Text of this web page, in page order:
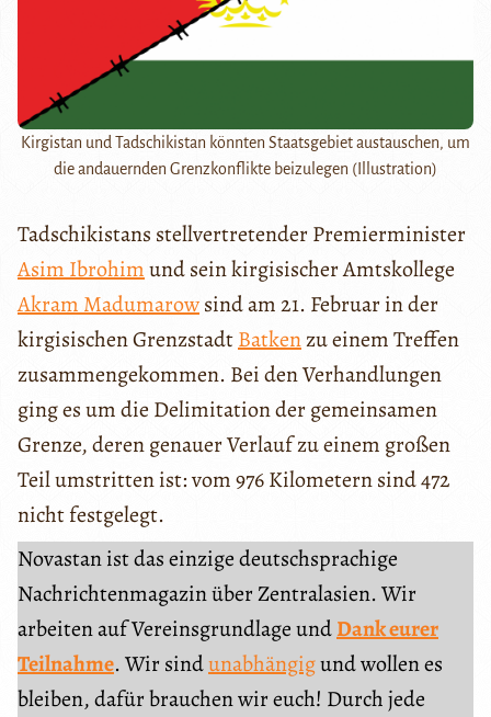
Kirgistan und Tadschikistan könnten Staatsgebiet austauschen, um
die andauernden Grenzkonflikte beizulegen (Illustration)
Tadschikistans stellvertretender Premierminister
Asim Ibrohimund sein kirgisischer Amtskollege
Akram Madumarowsind am 21. Februar in der
kirgisischen GrenzstadtBatkenzu einem Treffen
zusammengekommen. Bei den Verhandlungen
ging es um die Delimitation der gemeinsamen
Grenze, deren genauer Verlauf zu einem großen
Teil umstritten ist: vom 976 Kilometern sind 472
nicht festgelegt.
Novastan ist das einzige deutschsprachige
Nachrichtenmagazin über Zentralasien. Wir
arbeiten auf Vereinsgrundlage undDank eurer
Teilnahme. Wir sindunabhängigund wollen es
bleiben, dafür brauchen wir euch! Durch jede